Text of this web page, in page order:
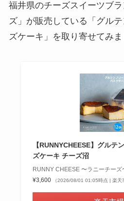
福井県のチーズスイーツブ
ズ」が販売している「グル
ズケーキ」を取り寄せてみま
【RUNNYCHEESE】グルテ
ズケーキ チーズ沼
RUNNY CHEESE 〜ラニーチーズ
¥3,600
（2026/08/01 01:05時点 | 楽天